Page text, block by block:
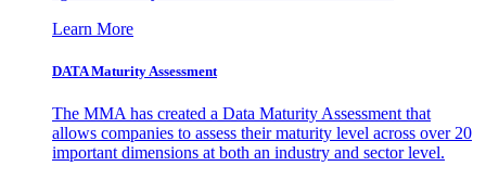
Learn More
DATA Maturity Assessment
The MMA has created a Data Maturity Assessment that
allows companies to assess their maturity level across over 20
important dimensions at both an industry and sector level.